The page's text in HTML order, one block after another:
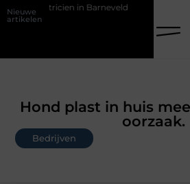
Nieuwe
artikelen
in Barneveld De Perfecte Gids voor
Hond plast in huis
oorzaak.
Bedrijven